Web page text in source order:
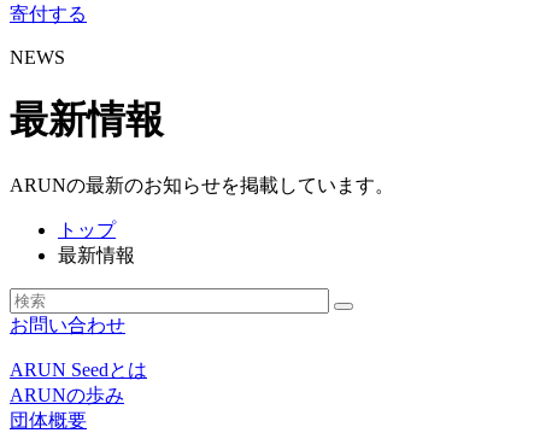
寄付する
NEWS
最新情報
ARUNの最新のお知らせを掲載しています。
トップ
最新情報
お問い合わせ
ARUN Seedとは
ARUNの歩み
団体概要